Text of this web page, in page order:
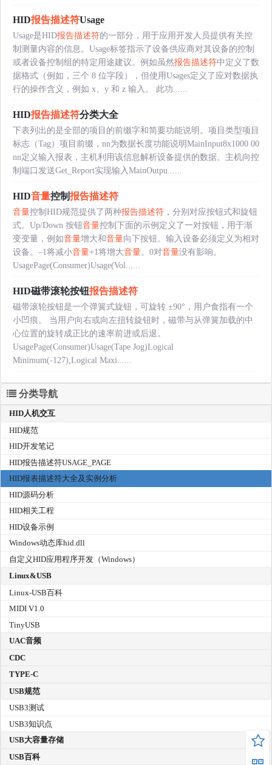
HID报告描述符Usage
Usage是HID报告描述符的一部分，用于应用开发人员提供有关控
制测量内容的信息。Usage标签指示了设备供应商对其设备的控制
或者设备控制组的特定用途建议。例如虽然报告描述符中定义了数
据格式（例如，三个 8 位字段），但使用Usages定义了应对数据执
行的操作含义，例如 x、y 和 z 输入。 此功......
HID报告描述符分类大全
下表列出的是全部的项目的前缀字和简要功能说明。项目类型项目
标志（Tag）项目前缀，nn为数据长度功能说明MainInput8x1000 00
nn定义输入报表，主机利用该信息解析设备提供的数据。主机向控
制端口发送Get_Report实现输入MainOutpu......
HID音量控制报告描述符
音量控制HID规范提供了两种报告描述符 ，分别对应按钮式和旋钮
式。Up/Down 按钮 音量控制下面的示例定义了一对按钮，用于渐
变变量，例如音量增大和音量向下按钮。输入设备必须定义为相对
设备。–1将减小音量+1将增大音量。0对音量没有影响。
UsagePage(Consumer)Usage(Vol......
HID磁带滚轮按钮报告描述符
磁带滚轮按钮是一个弹簧式旋钮，可旋转 ±90°，用户食指有一个
小凹痕。 当用户向右或向左扭转旋钮时，磁带与从弹簧加载的中
心位置的旋转成正比的速率前进或后退。
UsagePage(Consumer)Usage(Tape Jog)Logical
Minimum(-127),Logical Maxi......
分类导航
HID人机交互
HID规范
HID开发笔记
HID报告描述符USAGE_PAGE
HID报表描述符大全及实例分析
HID源码分析
HID相关工程
HID设备示例
Windows动态库hid.dll
自定义HID应用程序开发（Windows）
Linux&USB
Linux-USB百科
MIDI V1.0
TinyUSB
UAC音频
CDC
TYPE-C
USB规范
USB3测试
USB3知识点
USB大容量存储
USB百科